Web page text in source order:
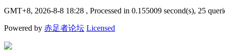
GMT+8, 2026-8-8 18:28 , Processed in 0.155009 second(s), 25
Powered by 赤足者论坛 Licensed